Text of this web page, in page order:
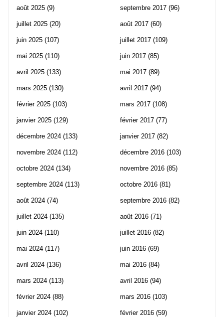
août 2025 (9)
juillet 2025 (20)
juin 2025 (107)
mai 2025 (110)
avril 2025 (133)
mars 2025 (130)
février 2025 (103)
janvier 2025 (129)
décembre 2024 (133)
novembre 2024 (112)
octobre 2024 (134)
septembre 2024 (113)
août 2024 (74)
juillet 2024 (135)
juin 2024 (110)
mai 2024 (117)
avril 2024 (136)
mars 2024 (113)
février 2024 (88)
janvier 2024 (102)
septembre 2017 (96)
août 2017 (60)
juillet 2017 (109)
juin 2017 (85)
mai 2017 (89)
avril 2017 (94)
mars 2017 (108)
février 2017 (77)
janvier 2017 (82)
décembre 2016 (103)
novembre 2016 (85)
octobre 2016 (81)
septembre 2016 (82)
août 2016 (71)
juillet 2016 (82)
juin 2016 (69)
mai 2016 (84)
avril 2016 (94)
mars 2016 (103)
février 2016 (59)